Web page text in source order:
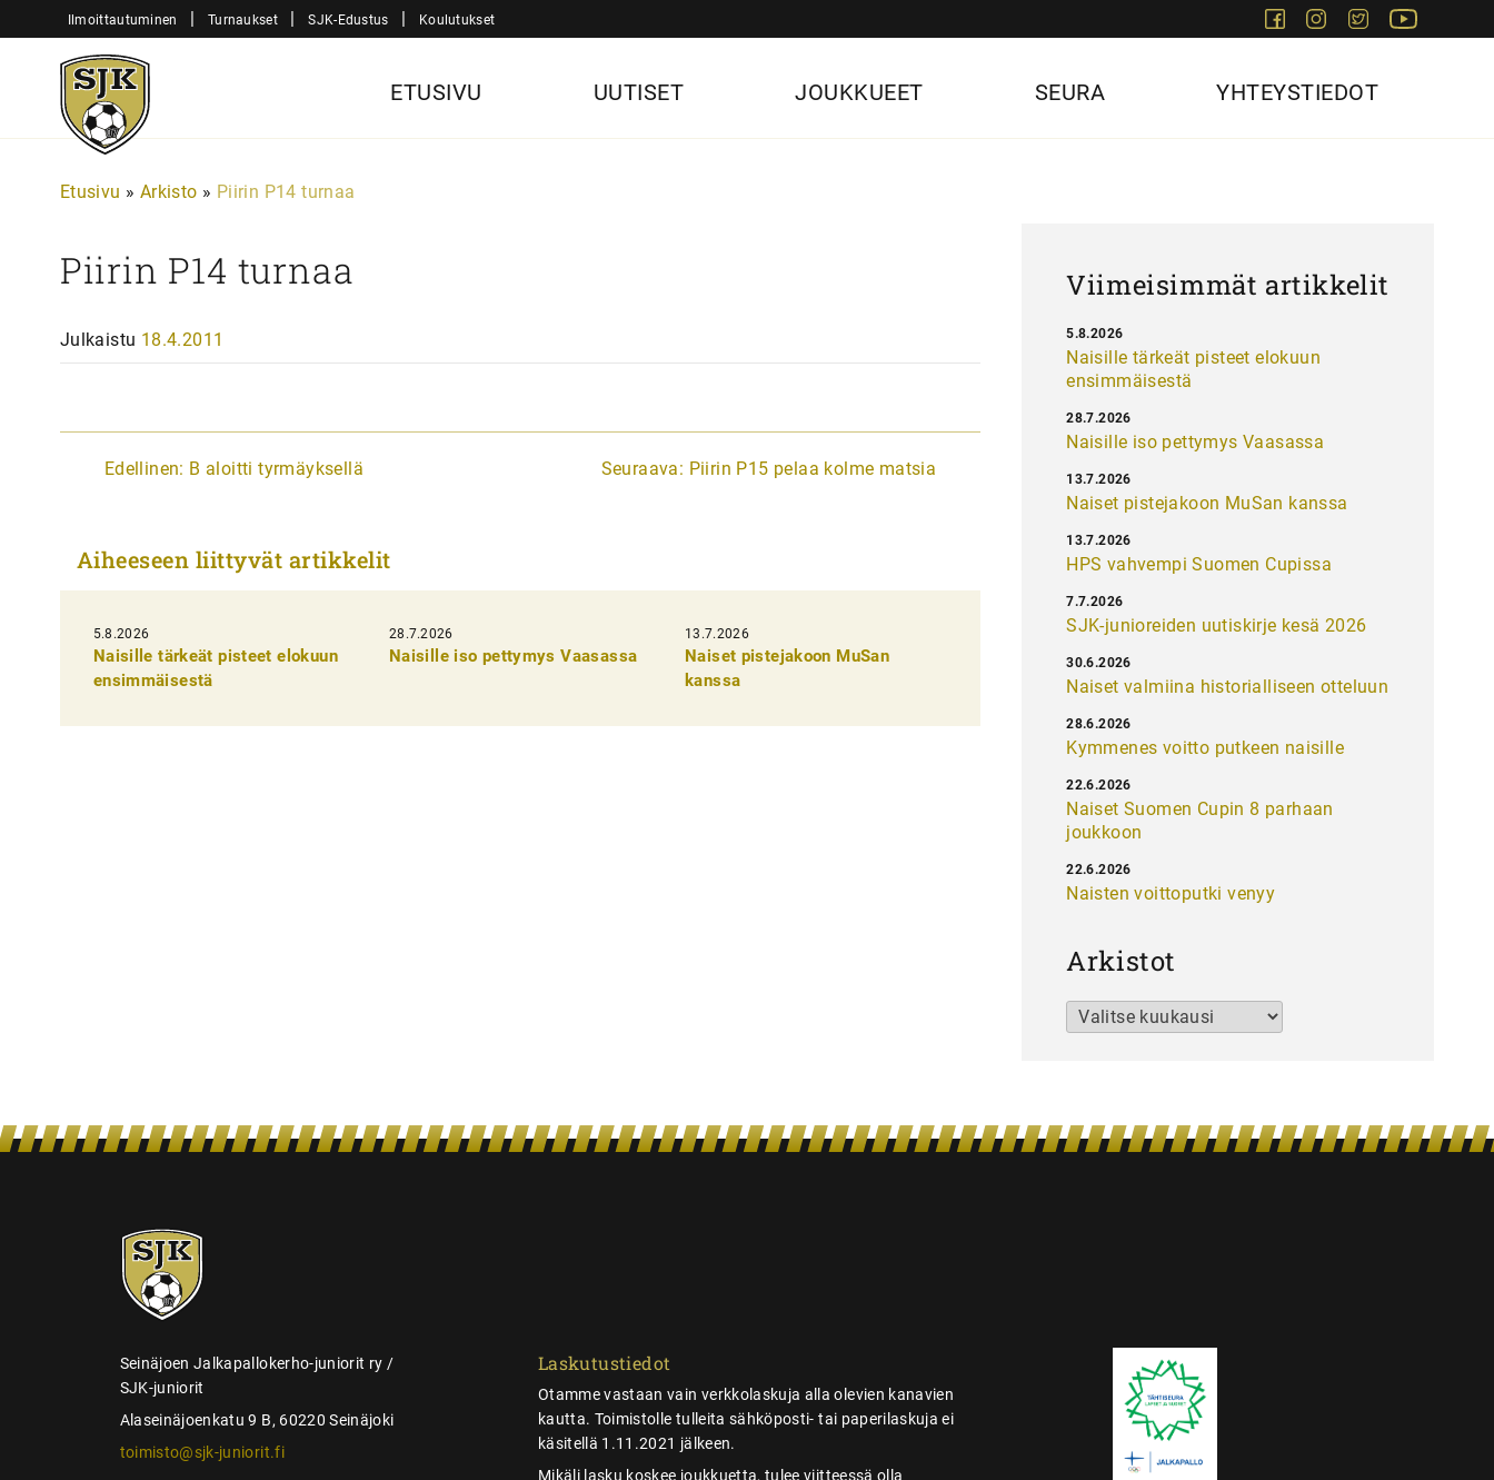
sisältöön
Ilmoittautuminen | Turnaukset | SJK-Edustus | Koulutukset FacebookInstagram
Twitter
Sjk-
Juniorit
ETUSIVU UUTISET JOUKKUEET SEURA YHTEYSTIEDOT
Etusivu » Arkisto » Piirin P14 turnaa
Piirin P14 turnaa
Julkaistu 18.4.2011
A
i
k
e
Edellinen: B aloitti tyrmäyksellä Seuraava: Piirin P15 pelaa kolme matsia
Aiheeseen liittyvät artikkelit
5.8.2026
Naisille tärkeät pisteet elokuun
ensimmäisestä
28.7.2026
Naisille iso pettymys Vaasassa
13.7.2026
Naiset pistejakoon MuSan
kanssa
Viimeisimmät artikkelit
Naisille tärkeät pisteet elokuun
ensimmäisestä
5.8.2026
Naisille iso pettymys Vaasassa
28.7.2026
Naiset pistejakoon MuSan kanssa
13.7.2026
HPS vahvempi Suomen Cupissa
13.7.2026
SJK-junioreiden uutiskirje kesä 2026
7.7.2026
Naiset valmiina historialliseen otteluun
30.6.2026
Kymmenes voitto putkeen naisille
28.6.2026
Naiset Suomen Cupin 8 parhaan
joukkoon
22.6.2026
Naisten voittoputki venyy
22.6.2026
Arkistot
Arkistot
SJK-
juniorit
Seinäjoen Jalkapallokerho-juniorit ry /
SJK-juniorit
Alaseinäjoenkatu 9 B, 60220 Seinäjoki
toimisto@sjk-juniorit.fi
Laskutustiedot
Otamme vastaan vain verkkolaskuja alla olevien kanavien
kautta. Toimistolle tulleita sähköposti- tai paperilaskuja ei
käsitellä 1.11.2021 jälkeen.
Mikäli lasku koskee joukkuetta, tulee viitteessä olla